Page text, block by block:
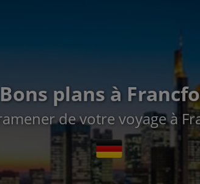
Bons plans à
de votre voyage à